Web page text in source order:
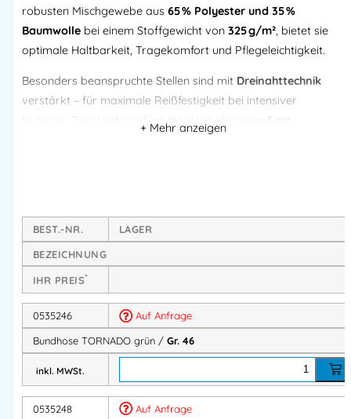
robusten Mischgewebe aus 65 % Polyester und 35 %
Baumwolle bei einem Stoffgewicht von 325 g/m², bietet sie
optimale Haltbarkeit, Tragekomfort und Pflegeleichtigkeit.
Besonders beanspruchte Stellen sind mit Dreinahttechnik
verstärkt – für maximale Reißfestigkeit bei intensiver
Nutzung. Zusätzlich verfügt die Hose über eine
5 cm
Hochwertiges Mischgewebe:
Baumwolle
Dreinahtverarbeitungan stark beanspruchten Nähten
für mehr Haltbarkeit
5 cm Saumzugabezur Anpassung der Schrittlänge
Bequemer Schnitt, robust und langlebig
Pflegeleicht, formstabil und farbecht
Perfekt für Industrie, Werkstatt, Logistik und Handwerk
Produktbeschreibung:
BEST.-NR.
LAGER
BEZEICHNUNG
IHR PREIS*
0535246
Auf Anfrage
Bundhose TORNADO grün / Gr. 46
inkl. MWSt.
0535248
Auf Anfrage